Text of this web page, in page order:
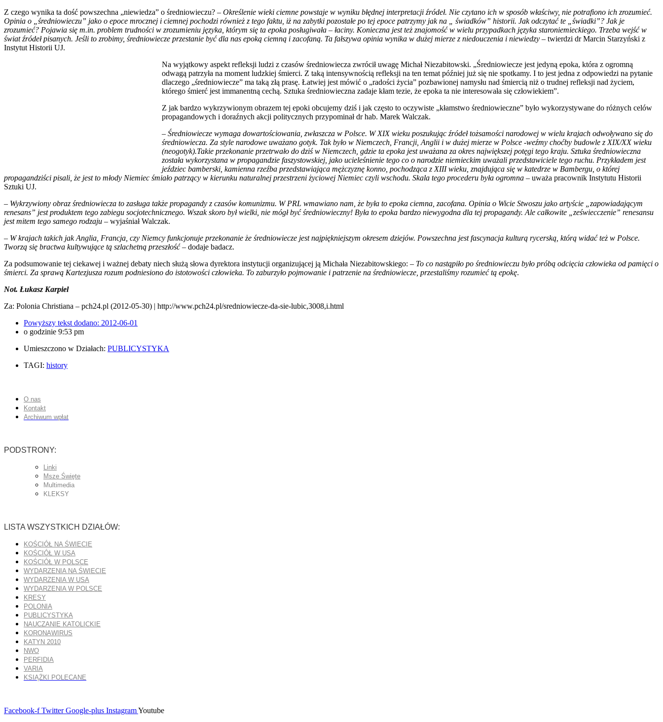
Z czego wynika ta dość powszechna „niewiedza” o średniowieczu? – Określenie wieki ciemne powstaje w wyniku błędnej interpretacji źródeł. Nie czytano ich w sposób właściwy, nie potrafiono ich zrozumieć.
Opinia o „średniowieczu” jako o epoce mrocznej i ciemnej pochodzi również z tego faktu, iż na zabytki pozostałe po tej epoce patrzymy jak na „ świadków” historii. Jak odczytać te „świadki”? Jak je
zrozumieć? Pojawia się m.in. problem trudności w zrozumieniu języka, którym się ta epoka posługiwała – łaciny. Konieczna jest też znajomość w wielu przypadkach języka staroniemieckiego. Trzeba wejść w
świat źródeł pisanych. Jeśli to zrobimy, średniowiecze przestanie być dla nas epoką ciemną i zacofaną. Ta fałszywa opinia wynika w dużej mierze z niedouczenia i niewiedzy – twierdzi dr Marcin Starzyński z
Instytut Historii UJ.
Na wyjątkowy aspekt refleksji ludzi z czasów średniowiecza zwrócił uwagę Michał Niezabitowski. „Średniowiecze jest jedyną epoka, która z ogromną
odwagą patrzyła na moment ludzkiej śmierci. Z taką intensywnością refleksji na ten temat później już się nie spotkamy. I to jest jedna z odpowiedzi na pytanie
dlaczego „średniowiecze” ma taką złą prasę. Łatwiej jest mówić o „radości życia” pozbawionej namysłu nad śmiercią niż o trudnej refleksji nad życiem,
którego śmierć jest immanentną cechą. Sztuka średniowieczna zadaje kłam tezie, że epoka ta nie interesowała się człowiekiem”.
Z jak bardzo wykrzywionym obrazem tej epoki obcujemy dziś i jak często to oczywiste „kłamstwo średniowieczne” było wykorzystywane do różnych celów
propagandowych i doraźnych akcji politycznych przypominał dr hab. Marek Walczak.
– Średniowiecze wymaga dowartościowania, zwłaszcza w Polsce. W XIX wieku poszukując źródeł tożsamości narodowej w wielu krajach odwoływano się do
średniowiecza. Za style narodowe uważano gotyk. Tak było w Niemczech, Francji, Anglii i w dużej mierze w Polsce -weźmy choćby budowle z XIX/XX wieku
(neogotyk).Takie przekonanie przetrwało do dziś w Niemczech, gdzie ta epoka jest uważana za okres największej potęgi tego kraju. Sztuka średniowieczna
została wykorzystana w propagandzie faszystowskiej, jako ucieleśnienie tego co o narodzie niemieckim uważali przedstawiciele tego ruchu. Przykładem jest
jeździec bamberski, kamienna rzeźba przedstawiająca mężczyznę konno, pochodząca z XIII wieku, znajdująca się w katedrze w Bambergu, o której
propagandziści pisali, że jest to młody Niemiec śmiało patrzący w kierunku naturalnej przestrzeni życiowej Niemiec czyli wschodu. Skala tego procederu była ogromna – uważa pracownik Instytutu Historii
Sztuki UJ.
– Wykrzywiony obraz średniowiecza to zasługa także propagandy z czasów komunizmu. W PRL wmawiano nam, że była to epoka ciemna, zacofana. Opinia o Wicie Stwoszu jako artyście „zapowiadającym
renesans” jest produktem tego zabiegu socjotechnicznego. Wszak skoro był wielki, nie mógł być średniowieczny! Była to epoka bardzo niewygodna dla tej propagandy. Ale całkowite „zeświecczenie” renesansu
jest mitem tego samego rodzaju – wyjaśniał Walczak.
– W krajach takich jak Anglia, Francja, czy Niemcy funkcjonuje przekonanie że średniowiecze jest najpiękniejszym okresem dziejów. Powszechna jest fascynacja kulturą rycerską, którą widać też w Polsce.
Tworzą się bractwa kultywujące tą szlachetną przeszłość– dodaje badacz.
Za podsumowanie tej ciekawej i ważnej debaty niech służą słowa dyrektora instytucji organizującej ją Michała Niezabitowskiego: – To co nastąpiło po średniowieczu było próbą odcięcia człowieka od pamięci o
śmierci. Za sprawą Kartezjusza rozum podniesiono do istotowości człowieka. To zaburzyło pojmowanie i patrzenie na średniowiecze, przestaliśmy rozumieć tą epokę.
Not. Łukasz Karpiel
Za: Polonia Christiana – pch24.pl (2012-05-30) | http://www.pch24.pl/sredniowiecze-da-sie-lubic,3008,i.html
Powyższy tekst dodano: 2012-06-01
o godzinie 9:53 pm
Umieszczono w Działach: PUBLICYSTYKA
TAGI: history
O nas
Kontakt
Archiwum wpłat
PODSTRONY:
Linki
Msze Święte
Multimedia
KLEKSY
LISTA WSZYSTKICH DZIAŁÓW:
KOŚCIÓŁ NA ŚWIECIE
KOŚCIÓŁ W USA
KOŚCIÓŁ W POLSCE
WYDARZENIA NA ŚWIECIE
WYDARZENIA W USA
WYDARZENIA W POLSCE
KRESY
POLONIA
PUBLICYSTYKA
NAUCZANIE KATOLICKIE
KORONAWIRUS
KATYN 2010
NWO
PERFIDIA
VARIA
KSIĄŻKI POLECANE
Facebook-f Twitter Google-plus InstagramYoutube